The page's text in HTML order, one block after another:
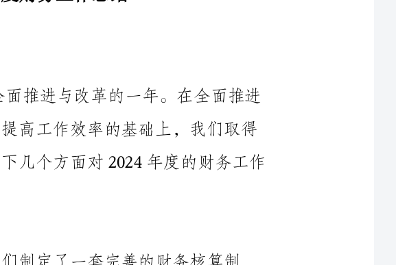
了一系列的成绩。下面将从以下几个方面对2024年度的财务工作
1.完善财务核算制度：我们制定了一套完善的财务核算制
2.强化财务审计：我们每季度进行一次全面的财务审计，对